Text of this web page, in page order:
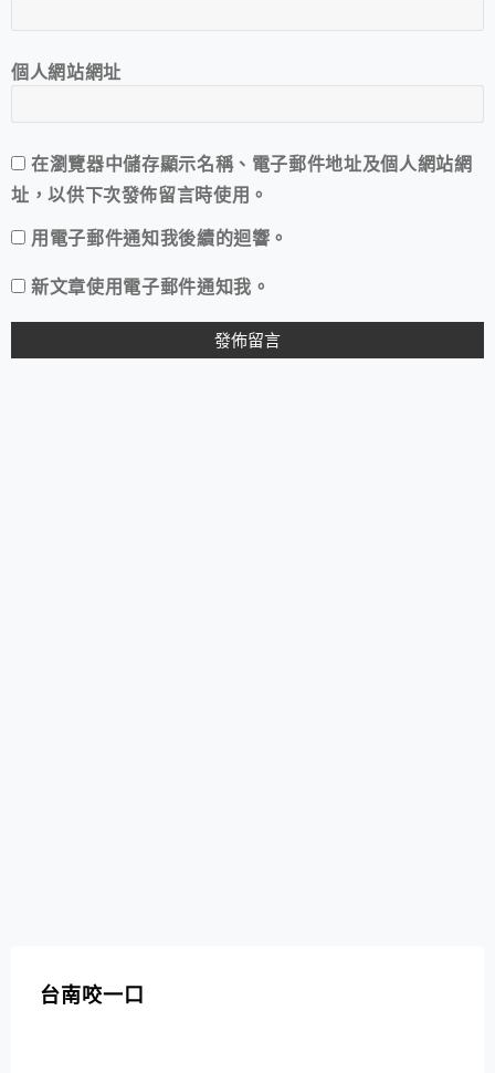
個人網站網址
在瀏覽器中儲存顯示名稱、電子郵件地址及個人網站網
址，以供下次發佈留言時使用。
用電子郵件通知我後續的迴響。
新文章使用電子郵件通知我。
台南咬一口